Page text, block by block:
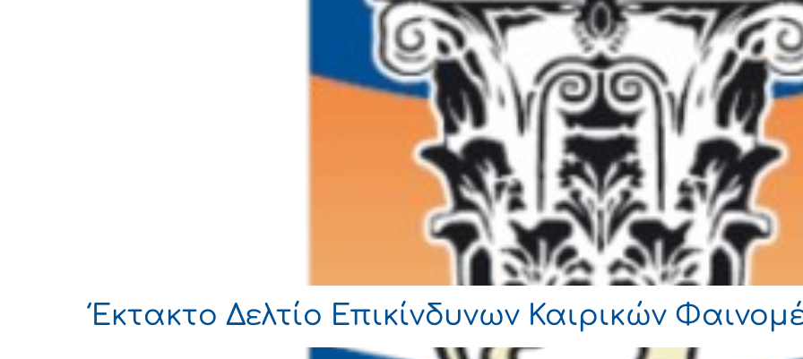
Έκτακτο Δελτίο Επικίνδυνων Καιρικών